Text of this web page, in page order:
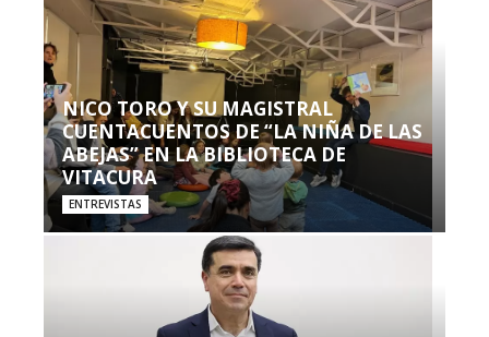
NICO TORO Y SU MAGISTRAL
CUENTACUENTOS DE “LA NIÑA DE LAS
ABEJAS” EN LA BIBLIOTECA DE
VITACURA
ENTREVISTAS